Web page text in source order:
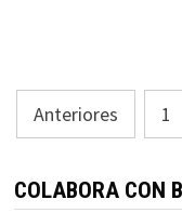
Paginación
de
entradas
Anteriores 1
COLABORA CON